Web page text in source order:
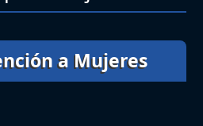
a Mujeres